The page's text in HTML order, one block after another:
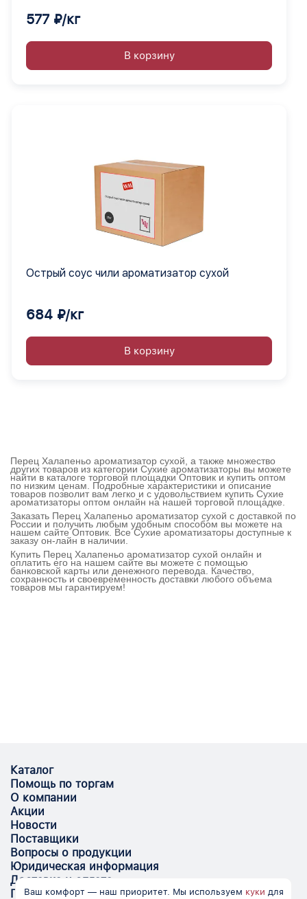
577 ₽/кг
В корзину
Острый соус чили ароматизатор сухой
684 ₽/кг
В корзину
Перец Халапеньо ароматизатор сухой, а также множество
других товаров из категории Сухие ароматизаторы вы можете
найти в каталоге торговой площадки Оптовик и купить оптом
по низким ценам. Подробные характеристики и описание
товаров позволит вам легко и с удовольствием купить Сухие
ароматизаторы оптом онлайн на нашей торговой площадке.
Заказать Перец Халапеньо ароматизатор сухой с доставкой по
России и получить любым удобным способом вы можете на
нашем сайте Оптовик. Все Сухие ароматизаторы доступные к
заказу он-лайн в наличии.
Купить Перец Халапеньо ароматизатор сухой онлайн и
оплатить его на нашем сайте вы можете с помощью
банковской карты или денежного перевода. Качество,
сохранность и своевременность доставки любого объема
товаров мы гарантируем!
Каталог
Помощь по торгам
О компании
Акции
Новости
Поставщики
Вопросы о продукции
Юридическая информация
Доставка и оплата
Поставщикам
Ваш комфорт — наш приоритет. Мы используем куки для